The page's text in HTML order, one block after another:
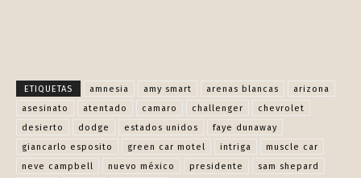
ETIQUETAS amnesia amy smart arenas blancas
arizona
asesinato
atentado camaro challenger
chevrolet
desierto
dodge estados unidos
faye dunaway
giancarlo esposito
green car motel intriga
muscle car
neve campbell
nuevo méxico presidente
sam shepard